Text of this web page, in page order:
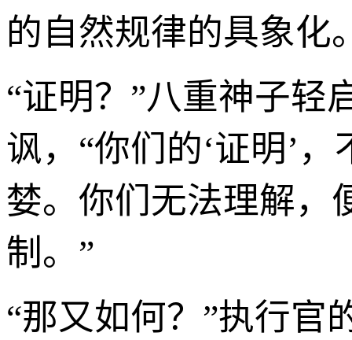
的自然规律的具象化
“证明？”八重神子轻
讽，“你们的‘证明’
婪。你们无法理解，
制。”
“那又如何？”执行官